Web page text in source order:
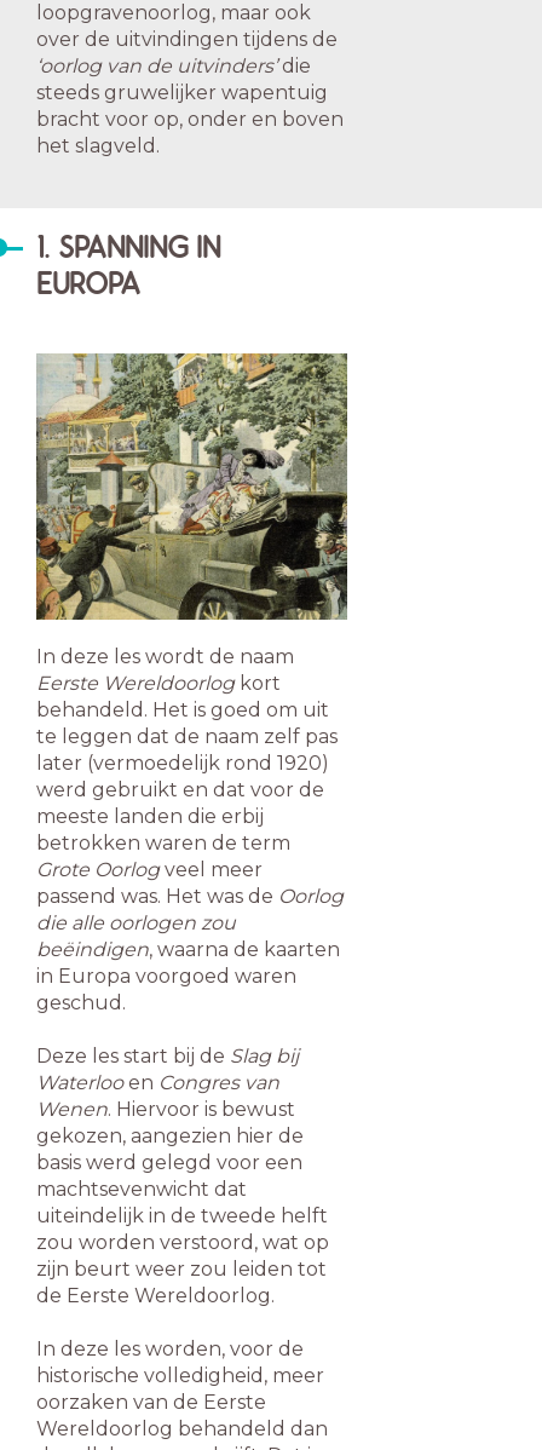
loopgravenoorlog, maar ook
over de uitvindingen tijdens de
‘oorlog van de uitvinders’die
steeds gruwelijker wapentuig
bracht voor op, onder en boven
het slagveld.
1. SPANNING IN
EUROPA
In deze les wordt de naam
Eerste Wereldoorlogkort
behandeld. Het is goed om uit
te leggen dat de naam zelf pas
later (vermoedelijk rond 1920)
werd gebruikt en dat voor de
meeste landen die erbij
betrokken waren de term
Grote Oorlogveel meer
passend was. Het was de Oorlog
die alle oorlogen zou
beëindigen, waarna de kaarten
in Europa voorgoed waren
geschud.
Deze les start bij de Slag bij
Waterlooen Congres van
Wenen. Hiervoor is bewust
gekozen, aangezien hier de
basis werd gelegd voor een
machtsevenwicht dat
uiteindelijk in de tweede helft
zou worden verstoord, wat op
zijn beurt weer zou leiden tot
de Eerste Wereldoorlog.
In deze les worden, voor de
historische volledigheid, meer
oorzaken van de Eerste
Wereldoorlog behandeld dan